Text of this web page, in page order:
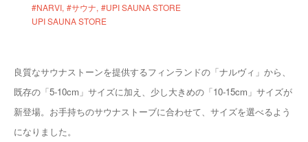
#NARVI #サウナ #UPI SAUNA STORE
UPI SAUNA STORE
良質なサウナストーンを提供するフィンランドの「ナルヴィ」から、
既存の「5-10cm」サイズに加え、少し大きめの「10-15cm」サイズが
新登場。お手持ちのサウナストーブに合わせて、サイズを選べるよう
になりました。